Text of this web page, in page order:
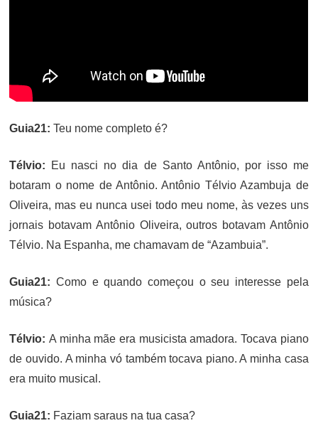
Guia21:Teu nome completo é?
Télvio: Eu nasci no dia de Santo Antônio, por isso me
botaram o nome de Antônio. Antônio Télvio Azambuja de
Oliveira, mas eu nunca usei todo meu nome, às vezes uns
jornais botavam Antônio Oliveira, outros botavam Antônio
Télvio. Na Espanha, me chamavam de “Azambuia”.
Guia21:Como e quando começou o seu interesse pela
música?
Télvio:A minha mãe era musicista amadora. Tocava piano
de ouvido. A minha vó também tocava piano. A minha casa
era muito musical.
Guia21: Faziam saraus na tua casa?